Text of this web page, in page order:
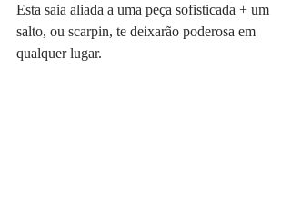
Esta saia aliada a uma peça sofisticada + um
salto, ou scarpin, te deixarão poderosa em
qualquer lugar.